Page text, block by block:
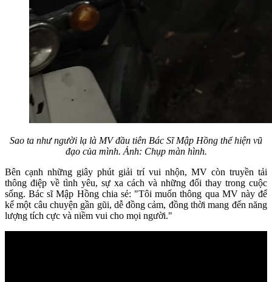
Sao ta như người lạ là MV đầu tiên Bác Sĩ Mập Hồng thể hiện vũ
đạo của mình. Ảnh: Chụp màn hình.
Bên cạnh những giây phút giải trí vui nhộn, MV còn truyền tải
thông điệp về tình yêu, sự xa cách và những đổi thay trong cuộc
sống. Bác sĩ Mập Hồng chia sẻ: "Tôi muốn thông qua MV này để
kể một câu chuyện gần gũi, dễ đồng cảm, đồng thời mang đến năng
lượng tích cực và niềm vui cho mọi người."